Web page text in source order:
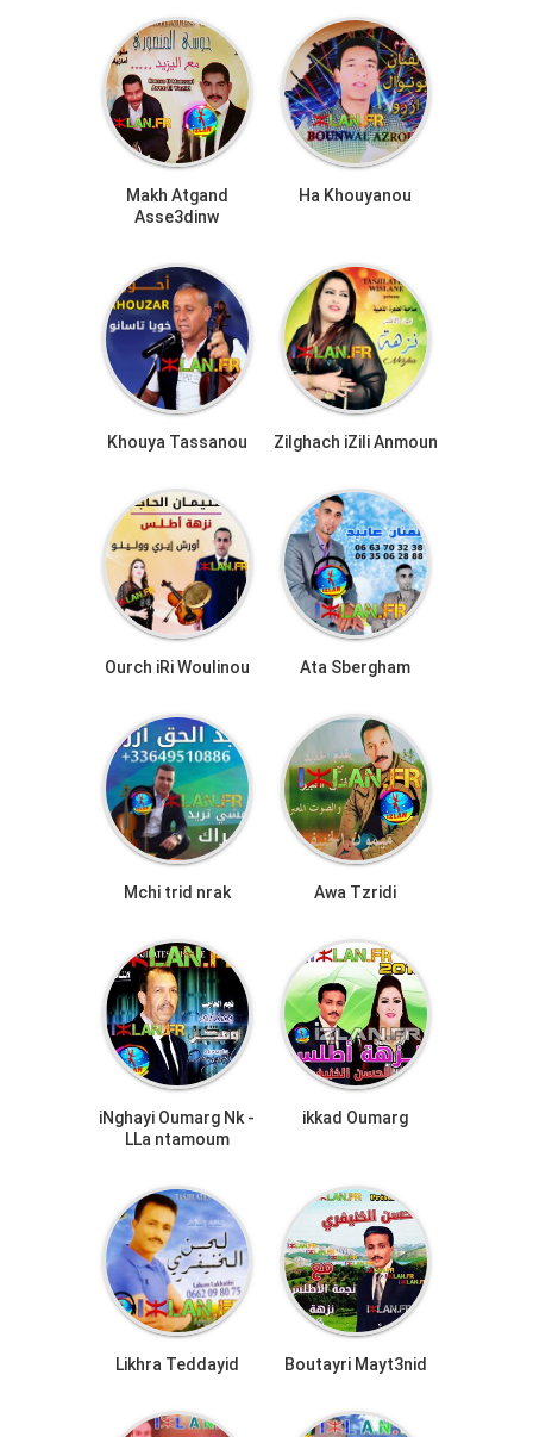
Makh Atgand
Asse3dinw
Ha Khouyanou
Khouya Tassanou Zilghach iZili Anmoun
Ourch iRi Woulinou Ata Sbergham
Mchi trid nrak Awa Tzridi
iNghayi Oumarg Nk -
LLa ntamoum
ikkad Oumarg
Likhra Teddayid Boutayri Mayt3nid